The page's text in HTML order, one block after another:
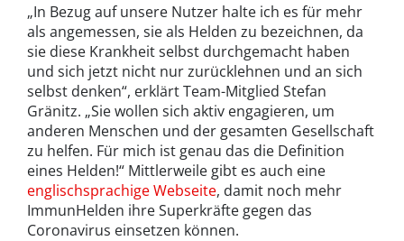
„In Bezug auf unsere Nutzer halte ich es für mehr
als angemessen, sie als Helden zu bezeichnen, da
sie diese Krankheit selbst durchgemacht haben
und sich jetzt nicht nur zurücklehnen und an sich
selbst denken“, erklärt Team-Mitglied Stefan
Gränitz. „Sie wollen sich aktiv engagieren, um
anderen Menschen und der gesamten Gesellschaft
zu helfen. Für mich ist genau das die Definition
eines Helden!“ Mittlerweile gibt es auch eine
englischsprachige Webseite, damit noch mehr
ImmunHelden ihre Superkräfte gegen das
Coronavirus einsetzen können.